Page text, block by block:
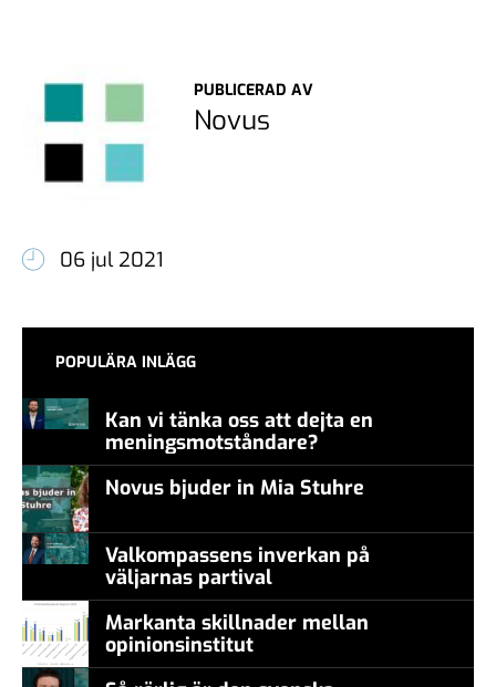
PUBLICERAD AV
Novus
06 jul 2021
POPULÄRA INLÄGG
Kan vi tänka oss att dejta en
meningsmotståndare?
Novus bjuder in Mia Stuhre
Valkompassens inverkan på
väljarnas partival
Markanta skillnader mellan
opinionsinstitut